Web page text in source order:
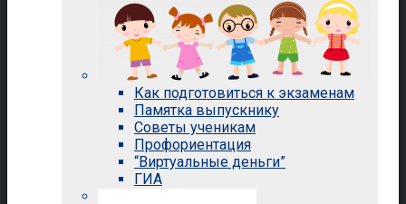
Как подготовиться к экзаменам
Памятка выпускнику
Советы ученикам
Профориентация
“Виртуальные деньги”
ГИА